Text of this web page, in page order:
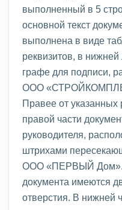
выполненный в 5
основной текст
выполнена в виде
реквизитов, в
графе для подписи,
ООО
Правее от указанных
правой части
руководителя,
штрихами
ООО «ПЕРВЫЙ Дом».
документа имеются
отверстия. В нижней